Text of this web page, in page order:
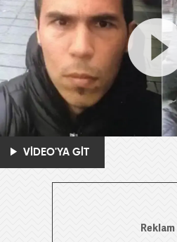
VİDEO'YA GİT